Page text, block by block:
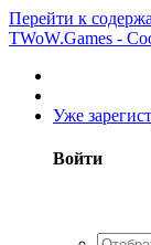
Перейти к
TWoW.Games -
Уже
Войти